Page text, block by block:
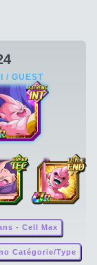
- Cell Max
Catégorie/Type